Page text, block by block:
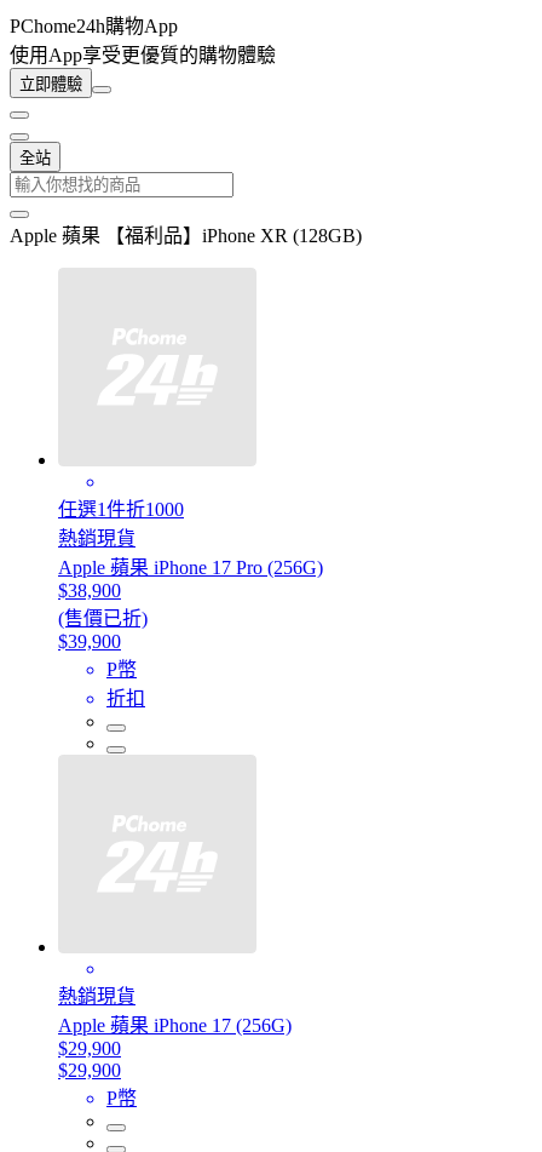
PChome24h購物App
使用App享受更優質的購物體驗
立即體驗
全站
Apple 蘋果 【福利品】iPhone XR (128GB)
任選1件折1000
熱銷現貨
Apple 蘋果 iPhone 17 Pro (256G)
$38,900
(售價已折)
$39,900
P幣
折扣
熱銷現貨
Apple 蘋果 iPhone 17 (256G)
$29,900
$29,900
P幣